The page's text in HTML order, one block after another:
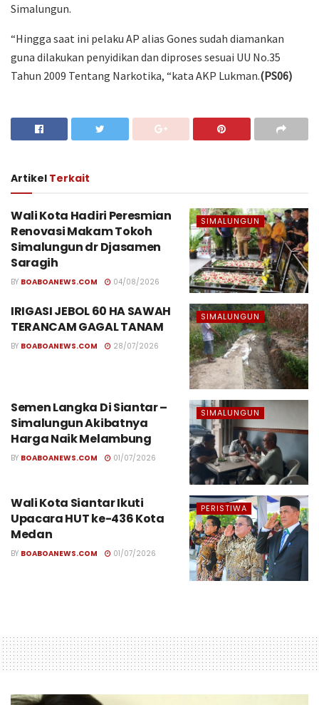
Simalungun.
“Hingga saat ini pelaku AP alias Gones sudah diamankan
guna dilakukan penyidikan dan diproses sesuai UU No.35
Tahun 2009 Tentang Narkotika, “kata AKP Lukman.(PS06)
Artikel Terkait
SIMALUNGUN
Wali Kota Hadiri Peresmian
Renovasi Makam Tokoh
Simalungun dr Djasamen
Saragih
BY BOABOANEWS.COM 04/08/2026
SIMALUNGUN
IRIGASI JEBOL 60 HA SAWAH
TERANCAM GAGAL TANAM
BY BOABOANEWS.COM 28/07/2026
SIMALUNGUN
Semen Langka Di Siantar –
Simalungun Akibatnya
Harga Naik Melambung
BY BOABOANEWS.COM 01/07/2026
PERISTIWA
Wali Kota Siantar Ikuti
Upacara HUT ke-436 Kota
Medan
BY BOABOANEWS.COM 01/07/2026